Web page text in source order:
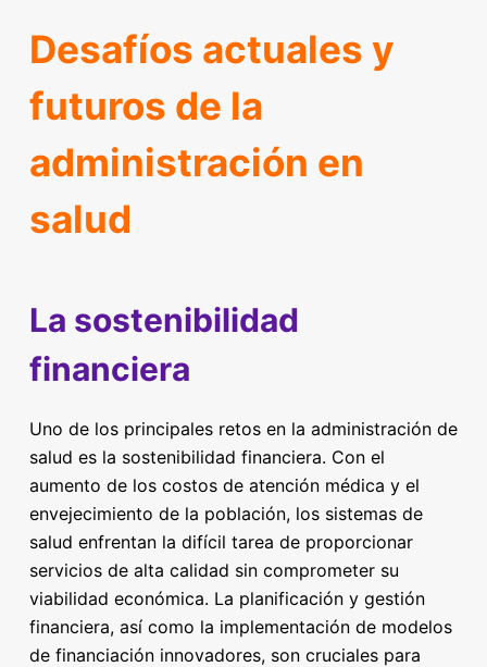
Desafíos actuales y
futuros de la
administración en
salud
La sostenibilidad
financiera
Uno de los principales retos en la administración de
salud es la sostenibilidad financiera. Con el
aumento de los costos de atención médica y el
envejecimiento de la población, los sistemas de
salud enfrentan la difícil tarea de proporcionar
servicios de alta calidad sin comprometer su
viabilidad económica. La planificación y gestión
financiera, así como la implementación de modelos
de financiación innovadores, son cruciales para